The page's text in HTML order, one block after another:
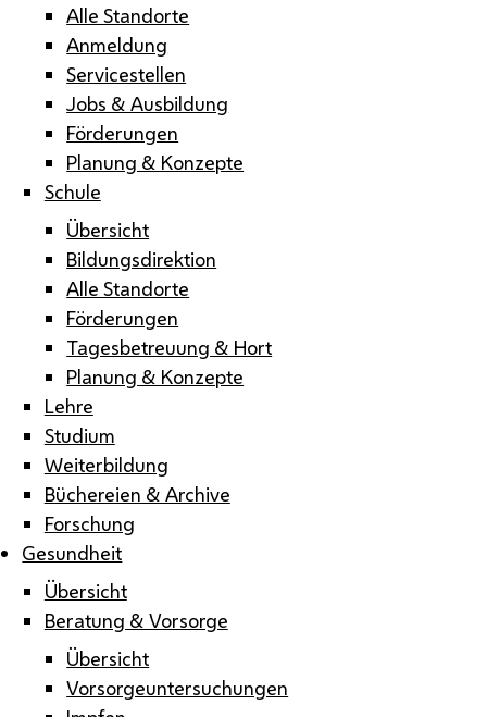
Alle Standorte
Anmeldung
Servicestellen
Jobs & Ausbildung
Förderungen
Planung & Konzepte
Schule
Übersicht
Bildungsdirektion
Alle Standorte
Förderungen
Tagesbetreuung & Hort
Planung & Konzepte
Lehre
Studium
Weiterbildung
Büchereien & Archive
Forschung
Gesundheit
Übersicht
Beratung & Vorsorge
Übersicht
Vorsorgeuntersuchungen